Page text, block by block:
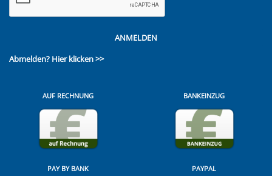
ANMELDEN
Abmelden? Hier klicken >>
AUF RECHNUNG BANKEINZUG
PAY BY BANK PAYPAL